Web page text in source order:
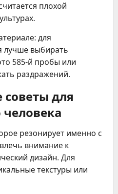
плохой
для
лучше выбирать
585-й пробы или
раздражений.
советы для
резонирует именно с
внимание к
дизайн. Для
текстуры или